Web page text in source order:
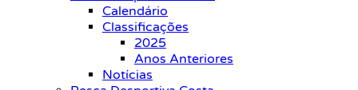
Calendário
Classificações
2025
Anos Anteriores
Notícias